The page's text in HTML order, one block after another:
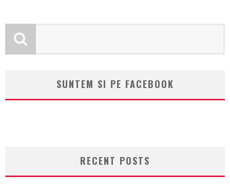
SUNTEM SI PE FACEBOOK
RECENT POSTS